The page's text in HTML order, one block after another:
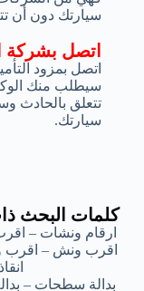
اتصل بشركة
اتصل بمزود
سيطلب منك
تتعلق بالحادث
سيارتك.
سيارتك دون أن
كلمات البحث
ارقام ونشات –
اقرب ونش – اقرب
بدالة سطحات –